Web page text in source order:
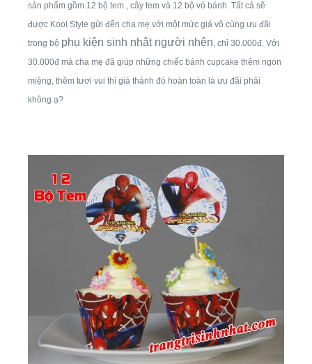
sản phẩm gồm 12 bộ tem , cây tem và 12 bộ vỏ bánh. Tất cả sẽ
được Kool Style gửi đến cha mẹ với một mức giá vô cùng ưu đãi
trong bộ phụ kiện sinh nhật người nhện, chỉ 30.000đ. Với
30.000đ mà cha mẹ đã giúp những chiếc bánh cupcake thêm ngon
miệng, thêm tươi vui thì giá thành đó hoàn toàn là ưu đãi phải
không ạ?